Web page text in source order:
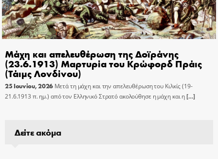
Μάχη και απελευθέρωση της Δοϊράνης
(23.6.1913) Μαρτυρία του Κρώφορδ Πράις
(Τάιμς Λονδίνου)
25 Ιουνίου, 2026 Μετά τη μάχη και την απελευθέρωση του Κιλκίς (19-
21.6.1913 π. ημ.) από τον Ελληνικό Στρατό ακολούθησε η μάχη και η[…]
Δείτε ακόμα